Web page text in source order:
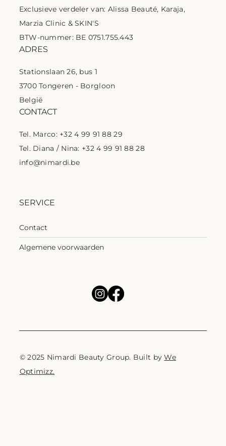
© 2025 Nimardi Beauty Group. Built byWe
Optimizz.
SERVICE
Contact
Algemene voorwaarden
Exclusieve verdeler van: Alissa Beauté, Karaja,
Marzia Clinic & SKIN'S
BTW-nummer: BE 0751.755.443
ADRES
Stationslaan 26, bus 1
3700 Tongeren - Borgloon
België
CONTACT
Tel. Marco: +32 4 99 91 88 29
Tel. Diana / Nina: +32 4 99 91 88 28
info@nimardi.be